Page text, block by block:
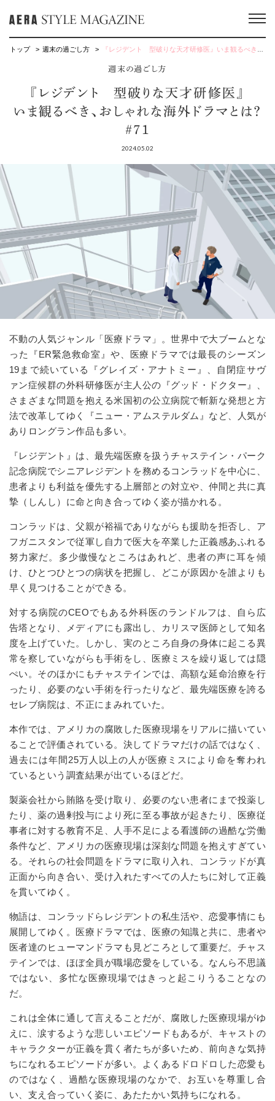
トップ 週末の過ごし方 『レジデント 型破りな天才研修医』いま観るべき、おしゃれな海外ドラマとは？ #71
週末の過ごし方
『レジデント 型破りな天才研修医』
いま観るべき、おしゃれな海外ドラマとは？
#71
2024.05.02
不動の人気ジャンル「医療ドラマ」。世界中で大ブームとな
った『ER緊急救命室』や、医療ドラマでは最長のシーズン
19まで続いている『グレイズ・アナトミー』、自閉症サヴ
ァン症候群の外科研修医が主人公の『グッド・ドクター』、
さまざまな問題を抱える米国初の公立病院で斬新な発想と方
法で改革してゆく『ニュー・アムステルダム』など、人気が
ありロングラン作品も多い。
『レジデント』は、最先端医療を扱うチャステイン・パーク
記念病院でシニアレジデントを務めるコンラッドを中心に、
患者よりも利益を優先する上層部との対立や、仲間と共に真
摯（しんし）に命と向き合ってゆく姿が描かれる。
コンラッドは、父親が裕福でありながらも援助を拒否し、ア
フガニスタンで従軍し自力で医大を卒業した正義感あふれる
努力家だ。多少傲慢なところはあれど、患者の声に耳を傾
け、ひとつひとつの病状を把握し、どこが原因かを誰よりも
早く見つけることができる。
対する病院のCEOでもある外科医のランドルフは、自ら広
告塔となり、メディアにも露出し、カリスマ医師として知名
度を上げていた。しかし、実のところ自身の身体に起こる異
常を察していながらも手術をし、医療ミスを繰り返しては隠
ぺい。そのほかにもチャステインでは、高額な延命治療を行
ったり、必要のない手術を行ったりなど、最先端医療を誇る
セレブ病院は、不正にまみれていた。
本作では、アメリカの腐敗した医療現場をリアルに描いてい
ることで評価されている。決してドラマだけの話ではなく、
過去には年間25万人以上の人が医療ミスにより命を奪われ
ているという調査結果が出ているほどだ。
製薬会社から賄賂を受け取り、必要のない患者にまで投薬し
たり、薬の過剰投与により死に至る事故が起きたり、医療従
事者に対する教育不足、人手不足による看護師の過酷な労働
条件など、アメリカの医療現場は深刻な問題を抱えすぎてい
る。それらの社会問題をドラマに取り入れ、コンラッドが真
正面から向き合い、受け入れたすべての人たちに対して正義
を貫いてゆく。
物語は、コンラッドらレジデントの私生活や、恋愛事情にも
展開してゆく。医療ドラマでは、医療の知識と共に、患者や
医者達のヒューマンドラマも見どころとして重要だ。チャス
テインでは、ほぼ全員が職場恋愛をしている。なんら不思議
ではない、多忙な医療現場ではきっと起こりうることなの
だ。
これは全体に通して言えることだが、腐敗した医療現場がゆ
えに、涙するような悲しいエピソードもあるが、キャストの
キャラクターが正義を貫く者たちが多いため、前向きな気持
ちになれるエピソードが多い。よくあるドロドロした恋愛も
のではなく、過酷な医療現場のなかで、お互いを尊重し合
い、支え合っていく姿に、あたたかい気持ちになれる。